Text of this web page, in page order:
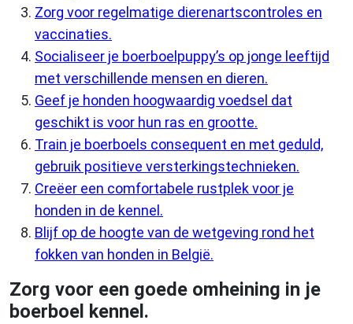
Zorg voor regelmatige dierenartscontroles en
vaccinaties.
Socialiseer je boerboelpuppy’s op jonge leeftijd
met verschillende mensen en dieren.
Geef je honden hoogwaardig voedsel dat
geschikt is voor hun ras en grootte.
Train je boerboels consequent en met geduld,
gebruik positieve versterkingstechnieken.
Creëer een comfortabele rustplek voor je
honden in de kennel.
Blijf op de hoogte van de wetgeving rond het
fokken van honden in België.
Zorg voor een goede omheining in je
boerboel kennel.